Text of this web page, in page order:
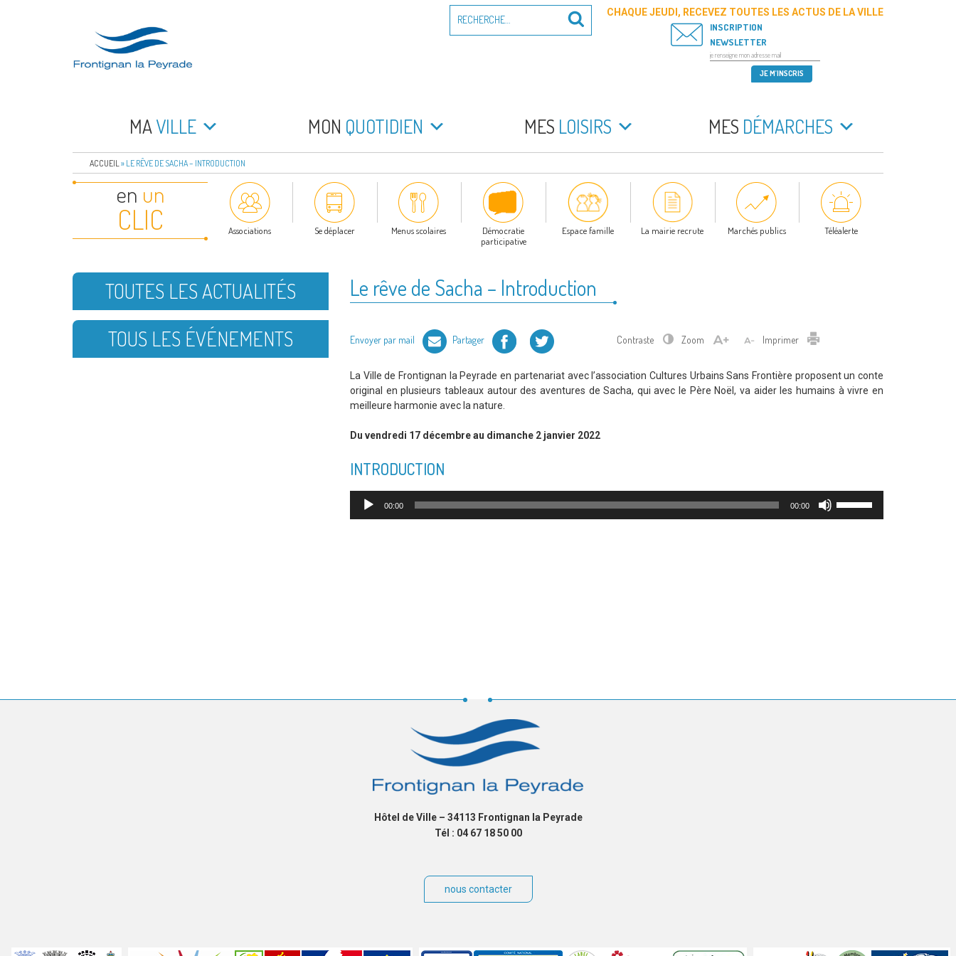
FRONTIGNAN LA PEYRADE
pour
Recherche
CHAQUE JEUDI, RECEVEZ TOUTES LES ACTUS DE LA VILLE
INSCRIPTION
NEWSLETTER
MAVILLE MON QUOTIDIEN MES LOISIRS MES DÉMARCHES
ACCUEIL » LE RÊVE DE SACHA – INTRODUCTION
en un
CLIC Associations Se déplacer Menus scolaires
Démocratie
participative
Espace famille La mairie recrute Marchés publics Téléalerte
Le rêve de Sacha – Introduction
Envoyer par mail Partager Facebook Twitter Contraste Zoom Imprimer Imprimer
La Ville de Frontignan la Peyrade en partenariat avec l’association Cultures Urbains Sans Frontière proposent un conte
original en plusieurs tableaux autour des aventures de Sacha, qui avec le Père Noël, va aider les humains à vivre en
meilleure harmonie avec la nature.
Du vendredi 17 décembre au dimanche 2 janvier 2022
INTRODUCTION
Lecteur
audio
00:00 00:00
TOUTES LES ACTUALITÉS
TOUS LES ÉVÉNEMENTS
Hôtel de Ville – 34113 Frontignan la Peyrade
Tél : 04 67 18 50 00
nous contacter